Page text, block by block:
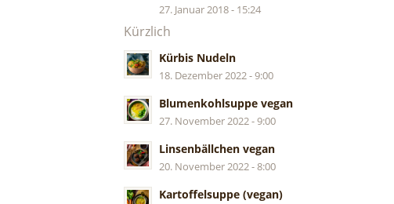
27. Januar 2018 - 15:24
Kürzlich
Kürbis Nudeln
18. Dezember 2022 - 9:00
Blumenkohlsuppe vegan
27. November 2022 - 9:00
Linsenbällchen vegan
20. November 2022 - 8:00
Kartoffelsuppe (vegan)